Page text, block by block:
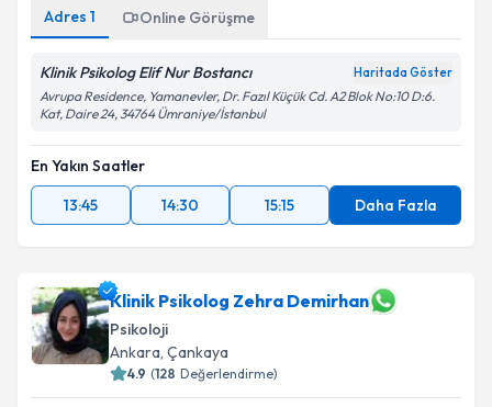
Adres 1 Online Görüşme
Klinik Psikolog Elif Nur Bostancı Haritada Göster
Avrupa Residence, Yamanevler, Dr. Fazıl Küçük Cd. A2 Blok No:10 D:6.
Kat, Daire 24, 34764 Ümraniye/İstanbul
En Yakın Saatler
13:45
14:30 15:15 Daha Fazla
Klinik Psikolog Zehra Demirhan
Psikoloji
Ankara, Çankaya
4.9 (128 Değerlendirme)